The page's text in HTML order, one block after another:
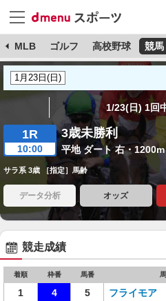
MLB ゴルフ 高校野球 競馬
1/23(日) 1回
1R
10:00
3歳未勝利
平地 ダート 右・
サラ系 3歳 ［指定］馬齢
データ分析 オッズ
競走成績
着順 枠番 馬番
1 4 5 フライモア